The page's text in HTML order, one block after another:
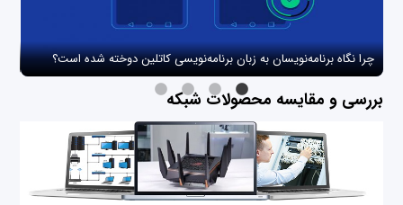
چرا نگاه برنامه‌نویسان به زبان برنامه‌نویسی کاتلین دوخته شده است؟
بررسی و مقایسه محصولات شبکه